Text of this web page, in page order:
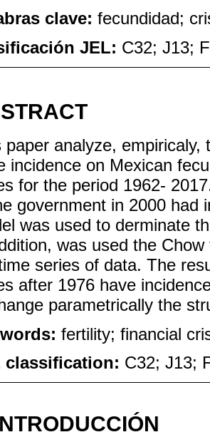
clave: fecundidad;
JEL: C32; J13;
paper analyze,
incidence on Mexican
for the period 1962-
government in 2000 had
was used to derminate
was used the
series of data. The
after 1976 have
parametrically the
fertility; financial
classification: C32; J13;